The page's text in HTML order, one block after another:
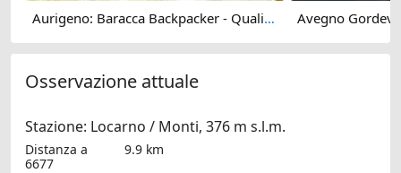
Aurigeno: Baracca Backpacker - Quality-Artshop Maggiatal
Osservazione attuale
Stazione: Locarno / Monti, 376 m s.l.m.
Distanza a
6677
9.9 km